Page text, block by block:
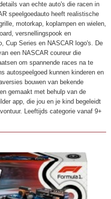
van echte auto's die racen in
speelgoedauto heeft realistische
motorkap, koplampen en wielen,
versnellingspook en
Cup Series en NASCAR logo's. De
een NASCAR coureur die
om spannende races na te
autospeelgoed kunnen kinderen en
bouwen van bekende
gemaakt met behulp van de
app, die jou en je kind begeleidt
Leeftijds categorie vanaf 9+